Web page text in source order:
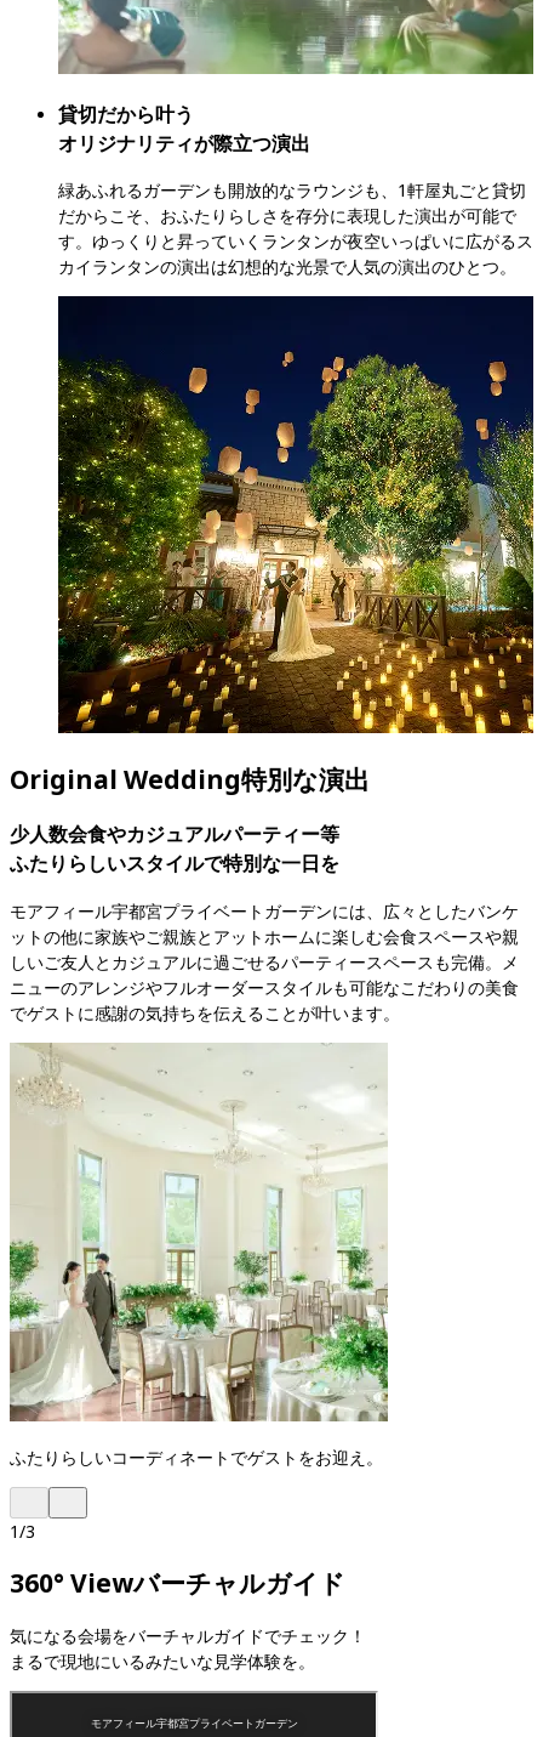
貸切だから叶う
オリジナリティが際立つ演出
緑あふれるガーデンも開放的なラウンジも、1軒屋丸ごと貸切
だからこそ、おふたりらしさを存分に表現した演出が可能で
す。ゆっくりと昇っていくランタンが夜空いっぱいに広がるス
カイランタンの演出は幻想的な光景で人気の演出のひとつ。
Original Wedding特別な演出
少人数会食やカジュアルパーティー等
ふたりらしいスタイルで特別な一日を
モアフィール宇都宮プライベートガーデンには、広々としたバンケ
ットの他に家族やご親族とアットホームに楽しむ会食スペースや親
しいご友人とカジュアルに過ごせるパーティースペースも完備。メ
ニューのアレンジやフルオーダースタイルも可能なこだわりの美食
でゲストに感謝の気持ちを伝えることが叶います。
ふたりらしいコーディネートでゲストをお迎え。
1/3
360° Viewバーチャルガイド
気になる会場をバーチャルガイドでチェック！